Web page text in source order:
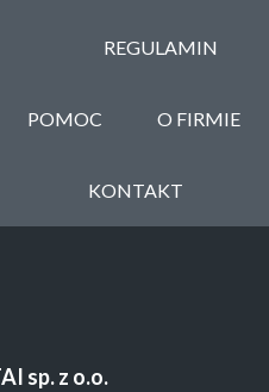
REGULAMIN
POMOC O FIRMIE
KONTAKT
sp. z o.o.